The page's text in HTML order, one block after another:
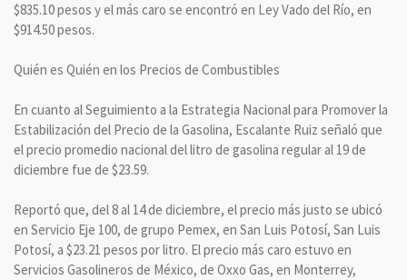
$835.10 pesos y el más caro se encontró en Ley Vado del Río, en
$914.50 pesos.
Quién es Quién en los Precios de Combustibles
En cuanto al Seguimiento a la Estrategia Nacional para Promover la
Estabilización del Precio de la Gasolina, Escalante Ruiz señaló que
el precio promedio nacional del litro de gasolina regular al 19 de
diciembre fue de $23.59.
Reportó que, del 8 al 14 de diciembre, el precio más justo se ubicó
en Servicio Eje 100, de grupo Pemex, en San Luis Potosí, San Luis
Potosí, a $23.21 pesos por litro. El precio más caro estuvo en
Servicios Gasolineros de México, de Oxxo Gas, en Monterrey,